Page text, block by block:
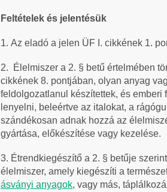
Feltételek és jelentésük
1. Az eladó a jelen ÜF I. cikkének 1.
2.
Élelmiszer a 2. § betű értelmében
cikkének 8. pontjában, olyan anyag
feldolgozatlanul készítettek, és emberi
lenyelni, beleértve az italokat, a
szándékosan adnak hozzá az
gyártása, előkészítése vagy kezelése.
3. Étrendkiegészítő a 2. § betűje
élelmiszer, amely kiegészíti a
ásványi anyagok, vagy más,